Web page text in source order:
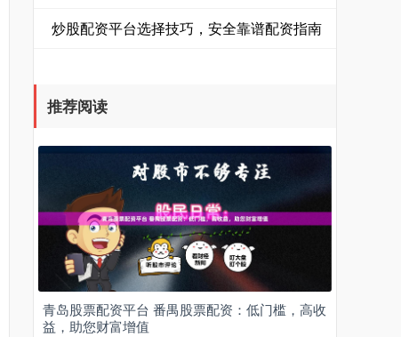
炒股配资平台选择技巧，安全靠谱配资指南
推荐阅读
青岛股票配资平台 番禺股票配资：低门槛，高收
益，助您财富增值